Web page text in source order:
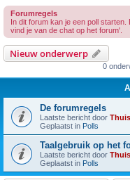
Forumregels
In dit forum kan je een poll
vind je van de chat op het forum'.
Nieuw onderwerp
0
De forumregels
Laatste bericht door
Geplaatst in Polls
Taalgebruik op het
Laatste bericht door
Geplaatst in Polls